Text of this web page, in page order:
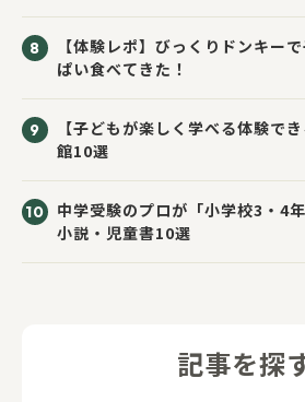
【体験レポ】びっくりドンキー
ぱい食べてきた！
【子どもが楽しく学べる体験で
館10選
中学受験のプロが「小学校3・4
小説・児童書10選
記事を探